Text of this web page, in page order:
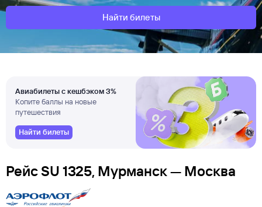
Найти билеты
Авиабилеты с кешбэком 3%
Копите баллы на новые
путешествия
Найти билеты
Рейс SU 1325, Мурманск — Москва